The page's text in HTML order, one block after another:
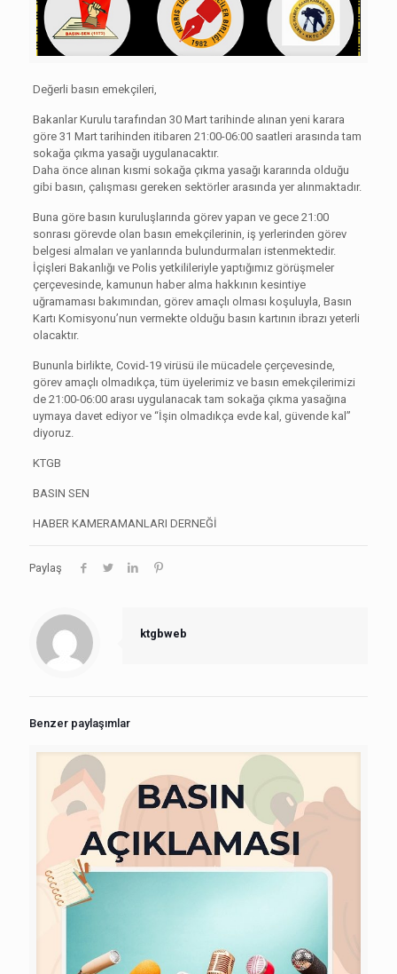
Değerli basın emekçileri,
Bakanlar Kurulu tarafından 30 Mart tarihinde alınan yeni karara
göre 31 Mart tarihinden itibaren 21:00-06:00 saatleri arasında tam
sokağa çıkma yasağı uygulanacaktır.
Daha önce alınan kısmi sokağa çıkma yasağı kararında olduğu
gibi basın, çalışması gereken sektörler arasında yer alınmaktadır.
Buna göre basın kuruluşlarında görev yapan ve gece 21:00
sonrası görevde olan basın emekçilerinin, iş yerlerinden görev
belgesi almaları ve yanlarında bulundurmaları istenmektedir.
İçişleri Bakanlığı ve Polis yetkilileriyle yaptığımız görüşmeler
çerçevesinde, kamunun haber alma hakkının kesintiye
uğramaması bakımından, görev amaçlı olması koşuluyla, Basın
Kartı Komisyonu’nun vermekte olduğu basın kartının ibrazı yeterli
olacaktır.
Bununla birlikte, Covid-19 virüsü ile mücadele çerçevesinde,
görev amaçlı olmadıkça, tüm üyelerimiz ve basın emekçilerimizi
de 21:00-06:00 arası uygulanacak tam sokağa çıkma yasağına
uymaya davet ediyor ve “İşin olmadıkça evde kal, güvende kal”
diyoruz.
KTGB
BASIN SEN
HABER KAMERAMANLARI DERNEĞİ
Paylaş
ktgbweb
Benzer paylaşımlar